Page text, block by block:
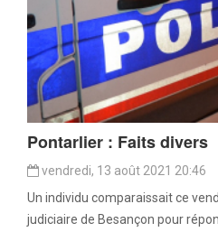
Pontarlier : Faits divers
vendredi, 13 août 2021 20:46
Un individu comparaissait ce
judiciaire de Besançon pour